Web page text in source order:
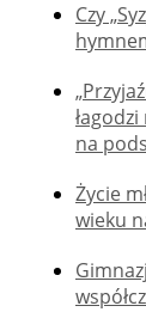
Czy
na
Życie
wieku